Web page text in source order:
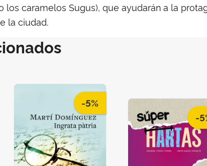
los caramelos Sugus), que ayudarán a la
la ciudad.
-5%
-